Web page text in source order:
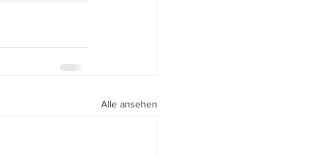
Alle ansehen